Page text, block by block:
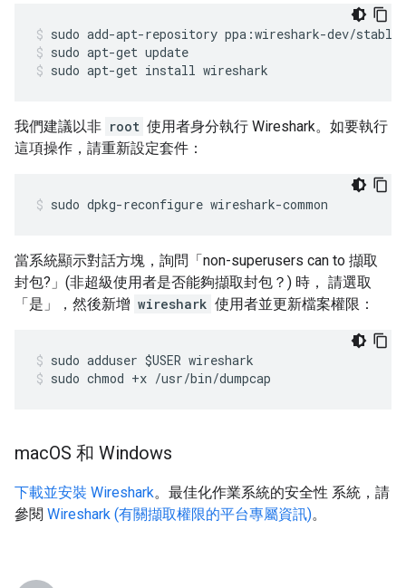
sudo add-apt-repository ppa:wireshark-dev/stable
sudo apt-get update
sudo apt-get install wireshark
我們建議以非 root 使用者身分執行 Wireshark。如要執行
這項操作，請重新設定套件：
sudo dpkg-reconfigure wireshark-common
當系統顯示對話方塊，詢問「non-superusers can to 擷取
封包?」(非超級使用者是否能夠擷取封包？) 時， 請選取
「是」
，然後新增 wireshark 使用者並更新檔案權限：
sudo adduser $USER wireshark
sudo chmod +x /usr/bin/dumpcap
macOS 和 Windows
下載並安裝 Wireshark。最佳化作業系統的安全性 系統，請
參閱 Wireshark (有關擷取權限的平台專屬資訊)。